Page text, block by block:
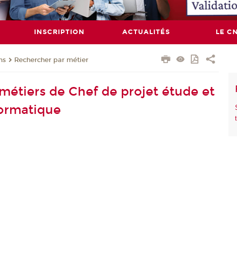
INSCRIPTION ACTUALITÉS LE
Rechercher par métier
de Chef de projet étude et